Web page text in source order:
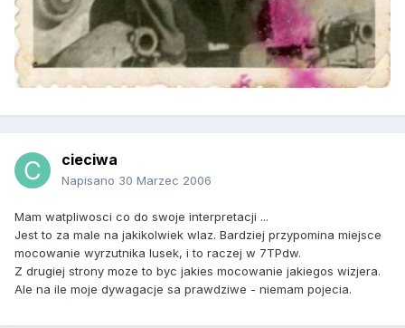
cieciwa
Napisano 30 Marzec 2006
Mam watpliwosci co do swoje interpretacji ...
Jest to za male na jakikolwiek wlaz. Bardziej przypomina miejsce
mocowanie wyrzutnika lusek, i to raczej w 7TPdw.
Z drugiej strony moze to byc jakies mocowanie jakiegos wizjera.
Ale na ile moje dywagacje sa prawdziwe - niemam pojecia.